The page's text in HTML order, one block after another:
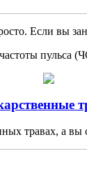
Если вы
пульса
травах, а вы